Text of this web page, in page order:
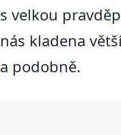
s velkou
nás kladena
a podobně.